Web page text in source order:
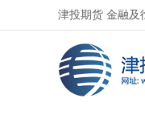
津投期货 金融及